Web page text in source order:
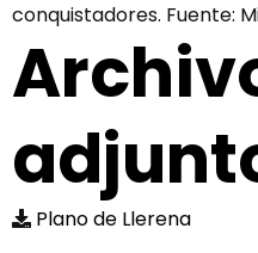
conquistadores. Fuente:
Plano de Llerena